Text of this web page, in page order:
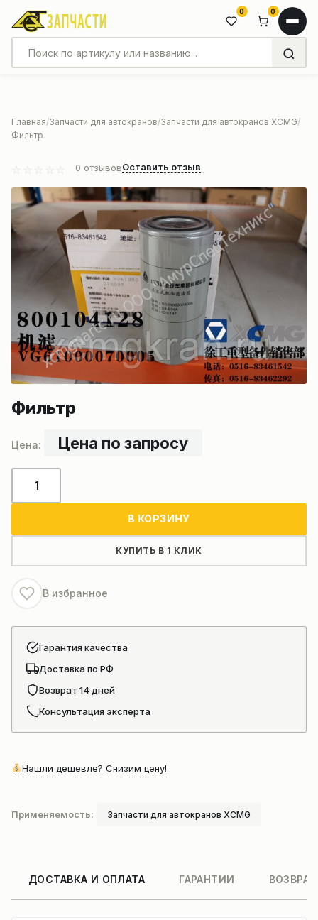
0 0
Главная Запчасти для автокранов Запчасти для автокранов XCMG
Фильтр
0 отзывовОставить отзыв
Фильтр
Цена по запросу
товара
В КОРЗИНУ
КУПИТЬ В 1 КЛИК
В избранное
Гарантия качества
Доставка по РФ
Возврат 14 дней
Консультация эксперта
Нашли дешевле? Снизим цену!
Применяемость: Запчасти для автокранов XCMG
ДОСТАВКА И ОПЛАТА ГАРАНТИИ